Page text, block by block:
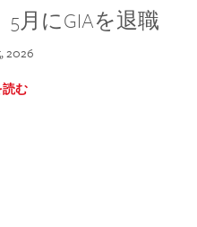
月にGIAを退職
2026
む